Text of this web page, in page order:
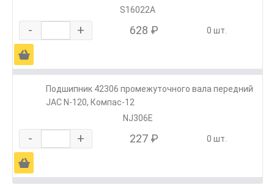
S16022A
- + 628 ₽ 0 шт.
Ä
Подшипник 42306 промежуточного вала передний
JAC N-120, Компас-12
NJ306E
- + 227 ₽ 0 шт.
Ä